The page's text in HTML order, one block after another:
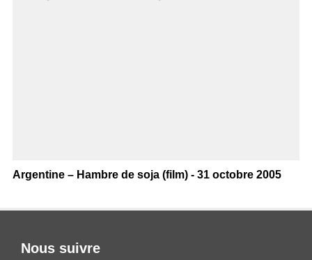
Argentine – Hambre de soja (film) - 31 octobre 2005
Nous suivre